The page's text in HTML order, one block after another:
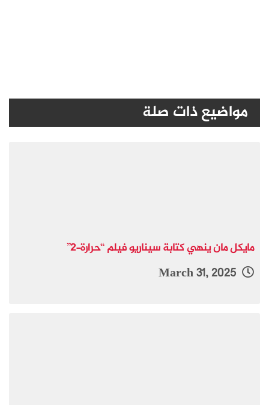
مواضيع ذات صلة
مايكل مان ينهي كتابة سيناريو فيلم “حرارة-2”